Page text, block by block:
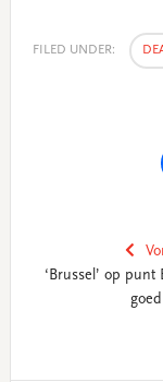
FILED UNDER:
‘Brussel’ op punt